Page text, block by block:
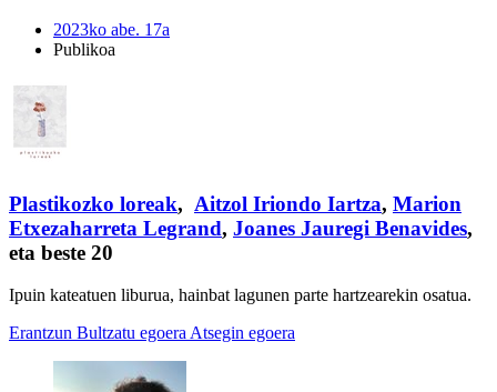
2023ko abe. 17a
Publikoa
Plastikozko loreak, Aitzol Iriondo Iartza, Marion
Etxezaharreta Legrand, Joanes Jauregi Benavides,
eta beste 20
Ipuin kateatuen liburua, hainbat lagunen parte hartzearekin osatua.
Erantzun Bultzatu egoeraAtsegin egoera